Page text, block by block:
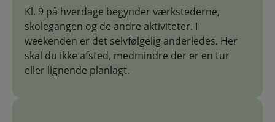
Kl. 9 på hverdage begynder værkstederne,
skolegangen og de andre aktiviteter. I
weekenden er det selvfølgelig anderledes. Her
skal du ikke afsted, medmindre der er en tur
eller lignende planlagt.